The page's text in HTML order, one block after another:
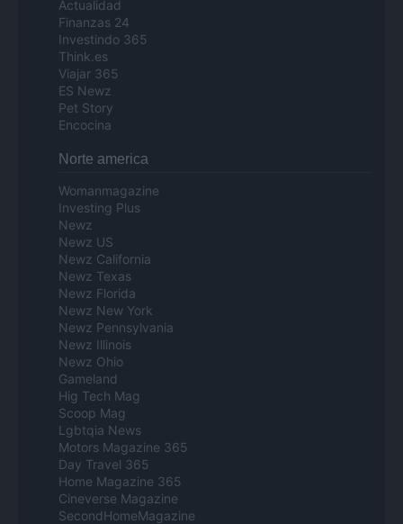
Actualidad
Finanzas 24
Investindo 365
Think.es
Viajar 365
ES Newz
Pet Story
Encocina
Norte america
Womanmagazine
Investing Plus
Newz
Newz US
Newz California
Newz Texas
Newz Florida
Newz New York
Newz Pennsylvania
Newz Illinois
Newz Ohio
Gameland
Hig Tech Mag
Scoop Mag
Lgbtqia News
Motors Magazine 365
Day Travel 365
Home Magazine 365
Cineverse Magazine
SecondHomeMagazine